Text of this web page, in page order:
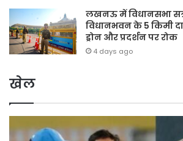
लखनऊ में विधानसभा
विधानभवन के 5 किमी
ड्रोन और प्रदर्शन पर रोक
4 days ago
खेल